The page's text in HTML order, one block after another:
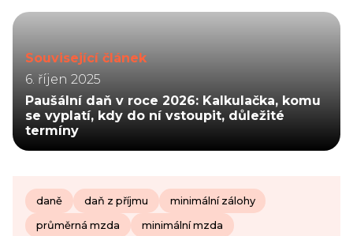
Související článek
6. říjen 2025
Paušální daň v roce 2026: Kalkulačka, komu
se vyplatí, kdy do ní vstoupit, důležité
termíny
daně daň z příjmu minimální zálohy
průměrná mzda minimální mzda